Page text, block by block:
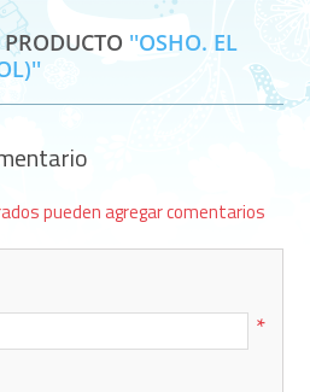
OSHO. EL
pueden agregar comentarios
*